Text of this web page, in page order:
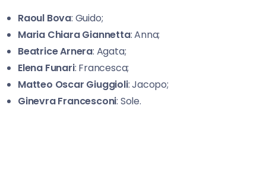
Raoul Bova: Guido;
Maria Chiara Giannetta: Anna;
Beatrice Arnera: Agata;
Elena Funari: Francesca;
Matteo Oscar Giuggioli: Jacopo;
Ginevra Francesconi: Sole.